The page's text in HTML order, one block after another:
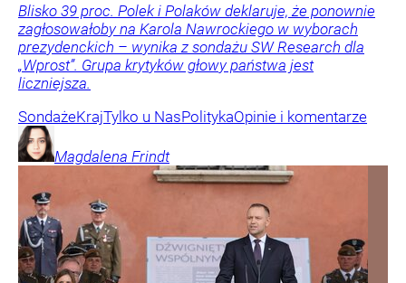
Blisko 39 proc. Polek i Polaków deklaruje, że ponownie
zagłosowałoby na Karola Nawrockiego w wyborach
prezydenckich – wynika z sondażu SW Research dla
„Wprost”. Grupa krytyków głowy państwa jest
liczniejsza.
SondażeKrajTylko u NasPolitykaOpinie i komentarze
Magdalena Frindt